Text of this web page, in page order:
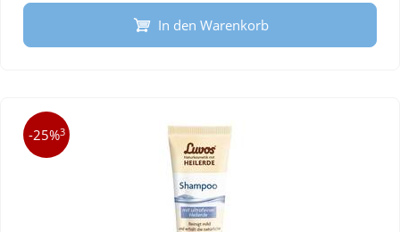
In den Warenkorb
-25%3